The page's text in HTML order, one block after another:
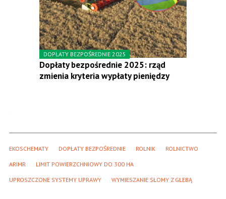
DOPŁATY BEZPOŚREDNIE 2025
Dopłaty bezpośrednie 2025: rząd
zmienia kryteria wypłaty pieniędzy
EKOSCHEMATY DOPŁATY BEZPOŚREDNIE ROLNIK ROLNICTWO
ARIMR LIMIT POWIERZCHNIOWY DO 300 HA
UPROSZCZONE SYSTEMY UPRAWY WYMIESZANIE SŁOMY Z GLEBĄ